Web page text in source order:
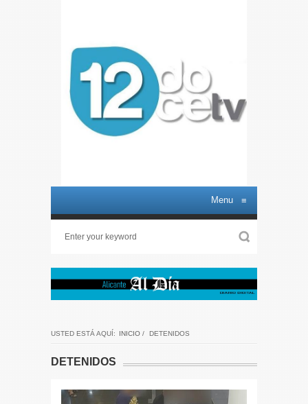
Menu ≡
USTED ESTÁ AQUÍ: INICIO / DETENIDOS
DETENIDOS